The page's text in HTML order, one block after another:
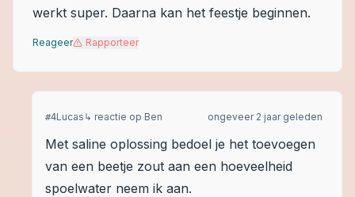
werkt super. Daarna kan het feestje beginnen.
Reageer Rapporteer
#4Lucas ↳ reactie op Ben ongeveer 2 jaar geleden
Met saline oplossing bedoel je het toevoegen
van een beetje zout aan een hoeveelheid
spoelwater neem ik aan.